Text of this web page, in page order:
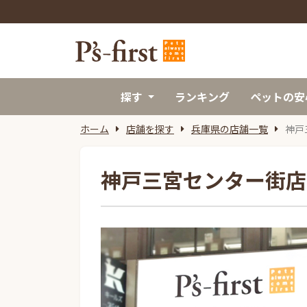
探す ランキング ペットの
ホーム 店舗を探す 兵庫県の店舗一覧 神戸
神戸三宮センター街店